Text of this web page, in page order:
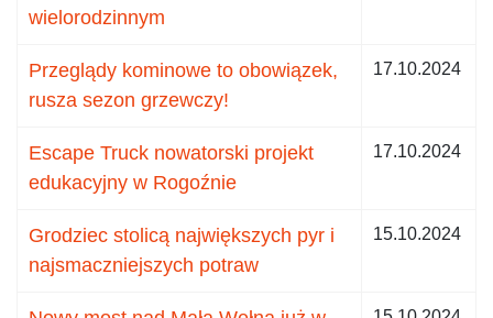
wielorodzinnym
Przeglądy kominowe to obowiązek,
rusza sezon grzewczy!
17.10.2024
Escape Truck nowatorski projekt
edukacyjny w Rogoźnie
17.10.2024
Grodziec stolicą największych pyr i
najsmaczniejszych potraw
15.10.2024